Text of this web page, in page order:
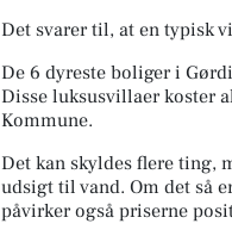
Det svarer til, at en typisk
De 6 dyreste boliger i
Disse luksusvillaer koster
Kommune.
Det kan skyldes flere ting,
udsigt til vand. Om det så
påvirker også priserne